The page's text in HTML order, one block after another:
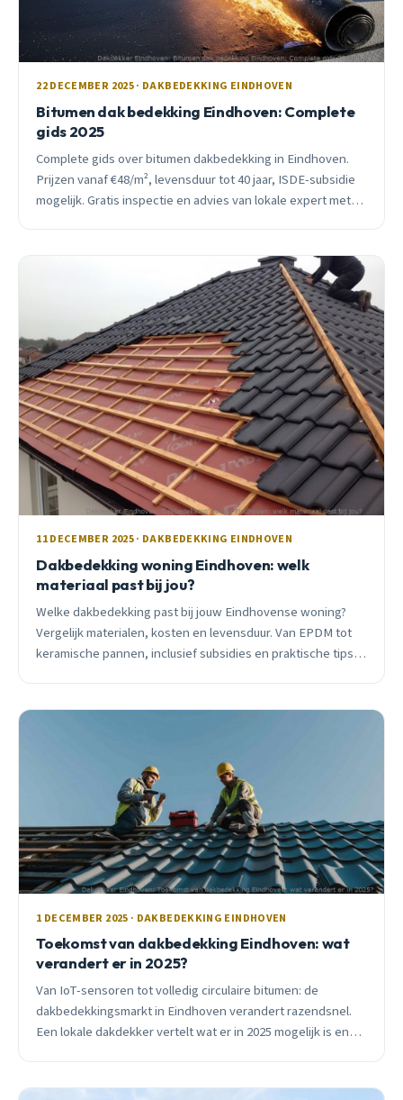
22 DECEMBER 2025 · DAKBEDEKKING EINDHOVEN
Bitumen dak bedekking Eindhoven: Complete
gids 2025
Complete gids over bitumen dakbedekking in Eindhoven.
Prijzen vanaf €48/m², levensduur tot 40 jaar, ISDE-subsidie
mogelijk. Gratis inspectie en advies van lokale expert met
11 DECEMBER 2025 · DAKBEDEKKING EINDHOVEN
Dakbedekking woning Eindhoven: welk
materiaal past bij jou?
Welke dakbedekking past bij jouw Eindhovense woning?
Vergelijk materialen, kosten en levensduur. Van EPDM tot
keramische pannen, inclusief subsidies en praktische tips
1 DECEMBER 2025 · DAKBEDEKKING EINDHOVEN
Toekomst van dakbedekking Eindhoven: wat
verandert er in 2025?
Van IoT-sensoren tot volledig circulaire bitumen: de
dakbedekkingsmarkt in Eindhoven verandert razendsnel.
Een lokale dakdekker vertelt wat er in 2025 mogelijk is en